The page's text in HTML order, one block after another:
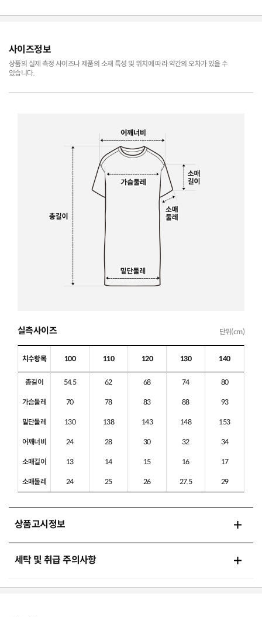
사이즈정보
상품의 실제 측정 사이즈나 제품의 소재 특성 및 위치에 따라 약간의 오차가 있을 수
있습니다.
실측사이즈 단위(cm)
치수항목 100 110 120 130 140
총길이 54.5 62 68 74 80
가슴둘레 70 78 83 88 93
밑단둘레 130 138 143 148 153
어깨너비 24 28 30 32 34
소매길이 13 14 15 16 17
소매둘레 24 25 26 27.5 29
상품고시정보
세탁 및 취급 주의사항